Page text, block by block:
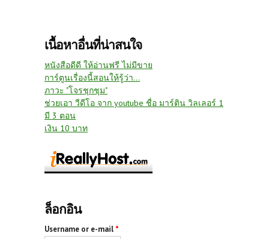
เนื้อหาอื่นที่น่าสนใจ
หนังสือดีดี ให้อ่านฟรี ไม่มีขาย
การ์ตูนเรื่องนี้สอนให้รู้ว่า...
ภาวะ "โจรชุกชุม"
ช่วยเอา วีดีโอ จาก youtube ชื่อ มาร์ติน วิลเลอร์ 1
มี 3 ตอน
เงิน 10 บาท
ล็อกอิน
Username or e-mail *